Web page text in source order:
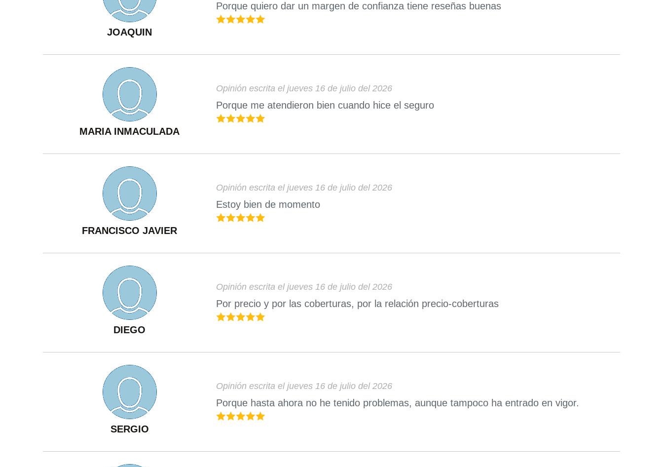
JOAQUIN
Porque quiero dar un margen de confianza tiene reseñas buenas
MARIA INMACULADA
Opinión escrita el jueves 16 de julio del 2026
Porque me atendieron bien cuando hice el seguro
FRANCISCO JAVIER
Opinión escrita el jueves 16 de julio del 2026
Estoy bien de momento
DIEGO
Opinión escrita el jueves 16 de julio del 2026
Por precio y por las coberturas, por la relación precio-coberturas
SERGIO
Opinión escrita el jueves 16 de julio del 2026
Porque hasta ahora no he tenido problemas, aunque tampoco ha entrado en vigor.